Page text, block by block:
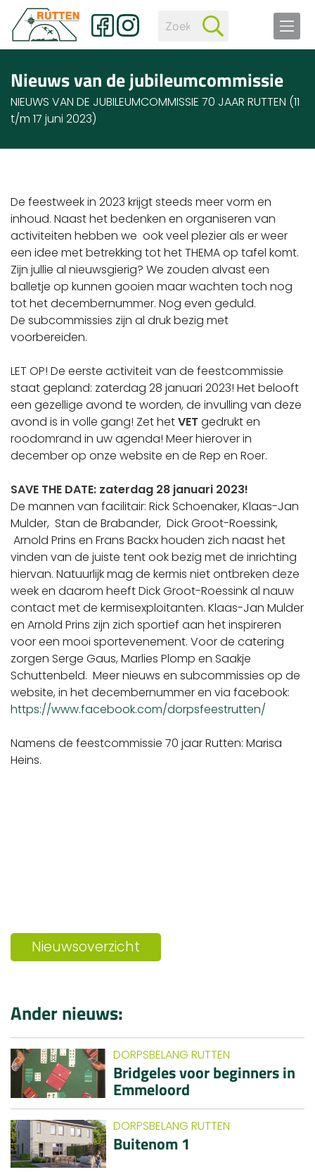
Nieuws van de jubileumcommissie
NIEUWS VAN DE JUBILEUMCOMMISSIE 70 JAAR RUTTEN (11
t/m 17 juni 2023)
De feestweek in 2023 krijgt steeds meer vorm en
inhoud. Naast het bedenken en organiseren van
activiteiten hebben we ook veel plezier als er weer
een idee met betrekking tot het THEMA op tafel komt.
Zijn jullie al nieuwsgierig? We zouden alvast een
balletje op kunnen gooien maar wachten toch nog
tot het decembernummer. Nog even geduld.
De subcommissies zijn al druk bezig met
voorbereiden.
LET OP! De eerste activiteit van de feestcommissie
staat gepland: zaterdag 28 januari 2023! Het belooft
een gezellige avond te worden, de invulling van deze
avond is in volle gang! Zet hetVET gedrukt en
roodomrand in uw agenda! Meer hierover in
december op onze website en de Rep en Roer.
SAVE THE DATE: zaterdag 28 januari 2023!
De mannen van facilitair: Rick Schoenaker, Klaas-Jan
Mulder, Stan de Brabander, Dick Groot-Roessink,
Arnold Prins en Frans Backx houden zich naast het
vinden van de juiste tent ook bezig met de inrichting
hiervan. Natuurlijk mag de kermis niet ontbreken deze
week en daarom heeft Dick Groot-Roessink al nauw
contact met de kermisexploitanten. Klaas-Jan Mulder
en Arnold Prins zijn zich sportief aan het inspireren
voor een mooi sportevenement. Voor de catering
zorgen Serge Gaus, Marlies Plomp en Saakje
Schuttenbeld. Meer nieuws en subcommissies op de
website, in het decembernummer en via facebook:
https://www.facebook.com/dorpsfeestrutten/
Namens de feestcommissie 70 jaar Rutten: Marisa
Heins.
Nieuwsoverzicht
Ander nieuws:
DORPSBELANG RUTTEN
Bridgeles voor beginners in
Emmeloord
DORPSBELANG RUTTEN
Buitenom 1